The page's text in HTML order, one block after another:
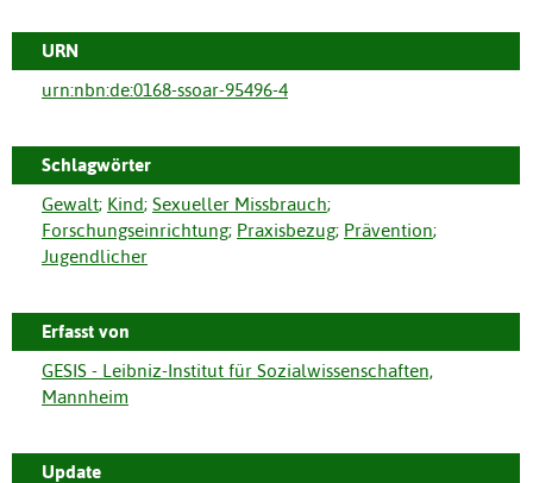
URN
urn:nbn:de:0168-ssoar-95496-4
Schlagwörter
Gewalt; Kind; Sexueller Missbrauch;
Forschungseinrichtung; Praxisbezug; Prävention;
Jugendlicher
Erfasst von
GESIS - Leibniz-Institut für Sozialwissenschaften,
Mannheim
Update